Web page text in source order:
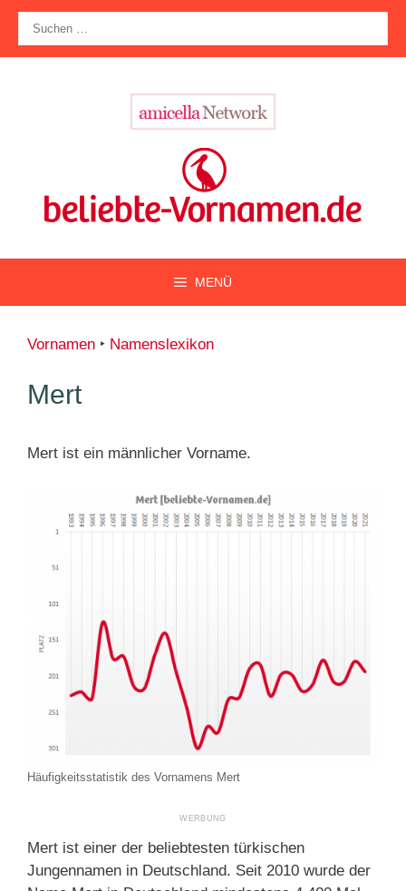
Zum
Inhalt
springen
nach:
MENÜ
Vornamen ‣ Namenslexikon
Mert
Mert ist ein männlicher Vorname.
Häufigkeitsstatistik des Vornamens Mert
Mert ist einer der beliebtesten türkischen
Jungennamen in Deutschland. Seit 2010 wurde der